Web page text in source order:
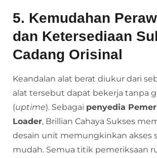
5. Kemudahan
dan Ketersediaan
Cadang Orisinal
Keandalan alat berat diukur dari
alat tersebut dapat bekerja tanpa
(uptime). Sebagai penyedia
Loader, Brillian Cahaya Sukses
desain unit memungkinkan akses
mudah. Semua titik pemeriksaan